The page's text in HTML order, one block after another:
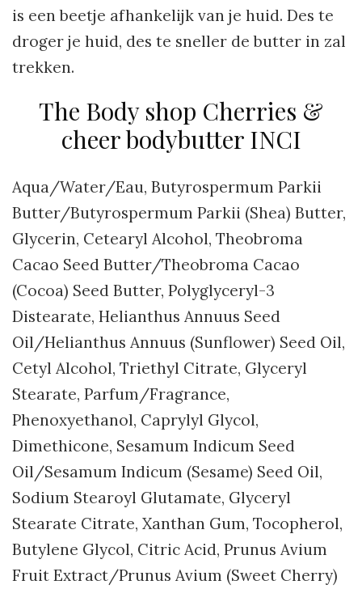
is een beetje afhankelijk van je huid. Des te
droger je huid, des te sneller de butter in zal
trekken.
The Body shop Cherries &
cheer bodybutter INCI
Aqua/Water/Eau, Butyrospermum Parkii
Butter/Butyrospermum Parkii (Shea) Butter,
Glycerin, Cetearyl Alcohol, Theobroma
Cacao Seed Butter/Theobroma Cacao
(Cocoa) Seed Butter, Polyglyceryl-3
Distearate, Helianthus Annuus Seed
Oil/Helianthus Annuus (Sunflower) Seed Oil,
Cetyl Alcohol, Triethyl Citrate, Glyceryl
Stearate, Parfum/Fragrance,
Phenoxyethanol, Caprylyl Glycol,
Dimethicone, Sesamum Indicum Seed
Oil/Sesamum Indicum (Sesame) Seed Oil,
Sodium Stearoyl Glutamate, Glyceryl
Stearate Citrate, Xanthan Gum, Tocopherol,
Butylene Glycol, Citric Acid, Prunus Avium
Fruit Extract/Prunus Avium (Sweet Cherry)